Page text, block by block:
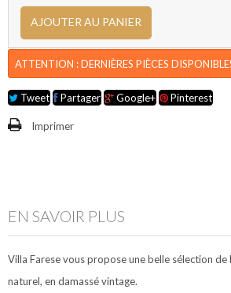
AJOUTER AU PANIER
ATTENTION : DERNIÈRES PIÈCES
Tweet Partager Google+ Pinterest
Imprimer
EN SAVOIR PLUS
Villa Farese vous propose une belle sélection de
naturel, en damassé vintage.